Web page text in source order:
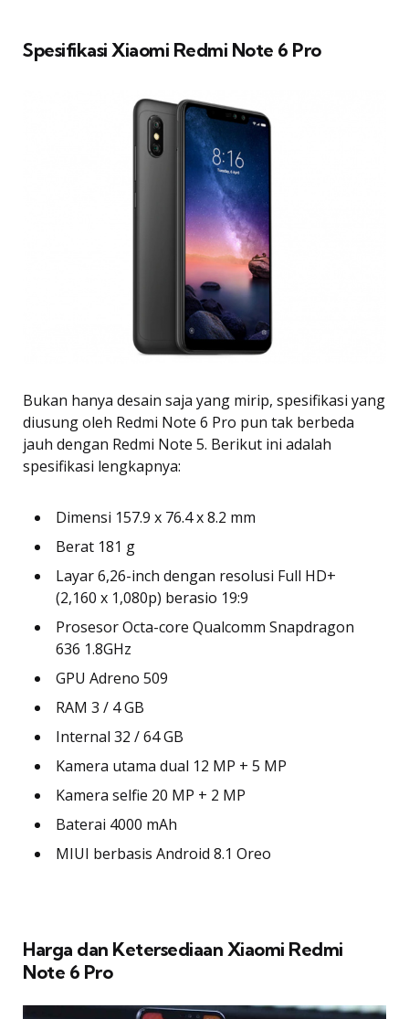
Spesifikasi Xiaomi Redmi Note 6 Pro
Bukan hanya desain saja yang mirip, spesifikasi yang
diusung oleh Redmi Note 6 Pro pun tak berbeda
jauh dengan Redmi Note 5. Berikut ini adalah
spesifikasi lengkapnya:
Dimensi 157.9 x 76.4 x 8.2 mm
Berat 181 g
Layar 6,26-inch dengan resolusi Full HD+
(2,160 x 1,080p) berasio 19:9
Prosesor Octa-core Qualcomm Snapdragon
636 1.8GHz
GPU Adreno 509
RAM 3 / 4 GB
Internal 32 / 64 GB
Kamera utama dual 12 MP + 5 MP
Kamera selfie 20 MP + 2 MP
Baterai 4000 mAh
MIUI berbasis Android 8.1 Oreo
Harga dan Ketersediaan Xiaomi Redmi
Note 6 Pro